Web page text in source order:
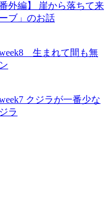
外編】 崖から落ちて来
ブ」のお話
生まれて間も無
クジラが一番少な
ラ